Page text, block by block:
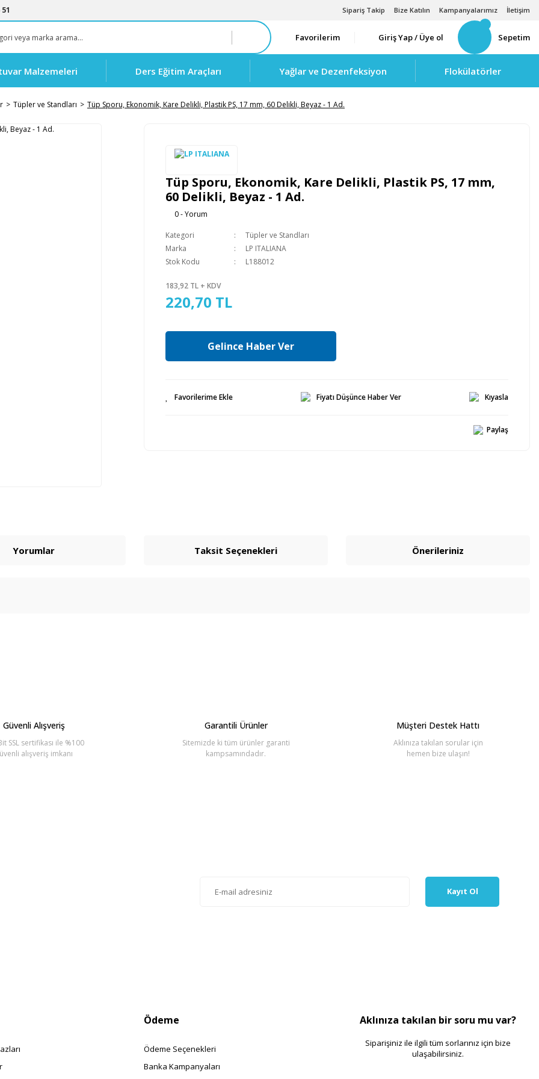
Sipariş Takip Bize Katılın Kampanyalarımız İletişim
Favorilerim Giriş Yap / Üye ol Sepetim
Malzemeleri Ders Eğitim Araçları Yağlar ve Dezenfeksiyon Flokülatörler
Tüpler ve Standları Tüp Sporu, Ekonomik, Kare Delikli, Plastik PS, 17 mm, 60 Delikli, Beyaz - 1 Ad.
Tüp Sporu, Ekonomik, Kare Delikli, Plastik PS, 17 mm,
60 Delikli, Beyaz - 1 Ad.
0 - Yorum
Kategori
Tüpler ve Standları
Marka
LP ITALIANA
Stok Kodu
L188012
183,92 TL + KDV
220,70 TL
Gelince Haber Ver
Fiyatı Düşünce Haber Ver Kıyasla
Paylaş
Yorumlar Taksit Seçenekleri Önerileriniz
Güvenli Alışveriş
SSL sertifikası ile %100
alışveriş imkanı
Garantili Ürünler
Sitemizde ki tüm ürünler garanti
kampsamındadır.
Müşteri Destek Hattı
Aklınıza takılan sorular için
hemen bize ulaşın!
Kayıt Ol
Ödeme
Ödeme Seçenekleri
Banka Kampanyaları
Aklınıza takılan bir soru mu var?
Siparişiniz ile ilgili tüm sorlarınız için bize
ulaşabilirsiniz.